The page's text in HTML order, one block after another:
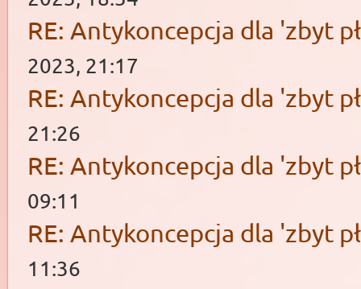
RE: Antykoncepcja dla 'zbyt
2023, 21:17
RE: Antykoncepcja dla 'zbyt
21:26
RE: Antykoncepcja dla 'zbyt
09:11
RE: Antykoncepcja dla 'zbyt
11:36